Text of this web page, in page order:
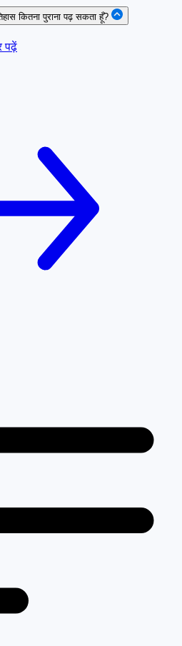
कितना पुराना पढ़ सकता हूँ?
पढ़ें